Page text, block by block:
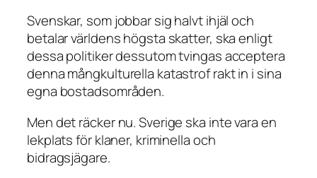
Svenskar, som jobbar sig halvt ihjäl och
betalar världens högsta skatter, ska enligt
dessa politiker dessutom tvingas acceptera
denna mångkulturella katastrof rakt in i sina
egna bostadsområden.
Men det räcker nu. Sverige ska inte vara en
lekplats för klaner, kriminella och
bidragsjägare.